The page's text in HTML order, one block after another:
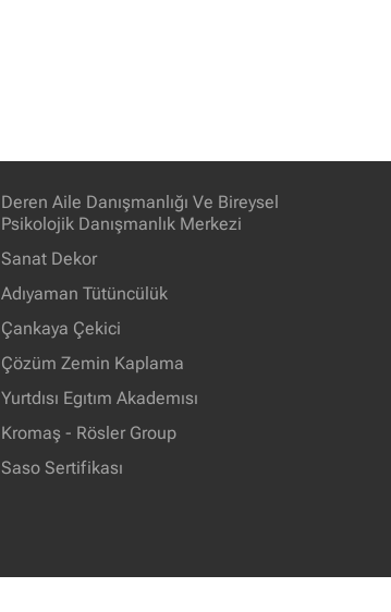
Deren Aile Danışmanlığı Ve Bireysel
Psikolojik Danışmanlık Merkezi
Sanat Dekor
Adıyaman Tütüncülük
Çankaya Çekici
Çözüm Zemin Kaplama
Yurtdısı Egıtım Akademısı
Kromaş - Rösler Group
Saso Sertifikası